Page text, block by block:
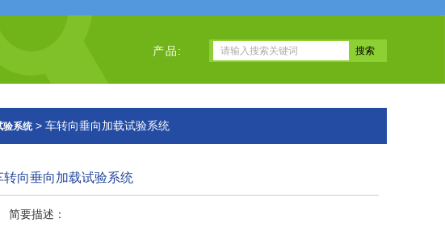
产品:
验系统> 车转向垂向加载试验系统
转向垂向加载试验系统
简要描述：